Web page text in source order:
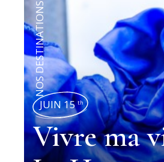
NOS DESTINATIONS
JUIN 15 th
Vivre ma